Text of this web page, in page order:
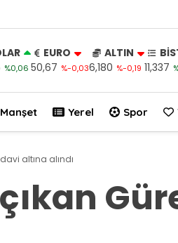
%0,06
EURO
50,67 %-0,03
ALTIN
6,180 %-0,19 11,337
Manşet Yerel Spor
altına alındı